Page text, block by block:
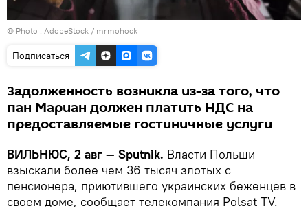
© Photo : AdobeStock / mrmohock
Подписаться
Задолженность возникла из-за того, что
пан Мариан должен платить НДС на
предоставляемые гостиничные услуги
ВИЛЬНЮС, 2 авг — Sputnik. Власти Польши
взыскали более чем 36 тысяч злотых с
пенсионера, приютившего украинских беженцев в
своем доме, сообщает телекомпания Polsat TV.